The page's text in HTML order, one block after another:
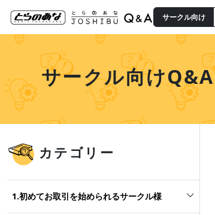
サークル向け
サークル向けQ&A
カテゴリー
1.初めてお取引を始められるサークル様